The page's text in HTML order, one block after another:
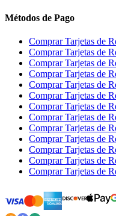
Métodos de Pago
Comprar Tarjetas de
Comprar Tarjetas de
Comprar Tarjetas de
Comprar Tarjetas de
Comprar Tarjetas de
Comprar Tarjetas de
Comprar Tarjetas de
Comprar Tarjetas de
Comprar Tarjetas de
Comprar Tarjetas de
Comprar Tarjetas de
Comprar Tarjetas de
Comprar Tarjetas de